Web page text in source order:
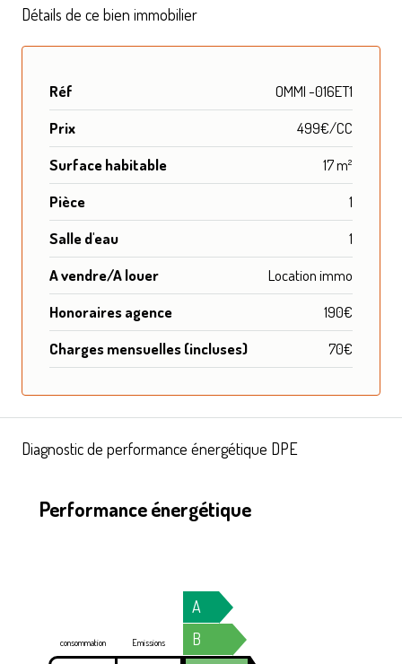
Détails de ce bien immobilier
Réf
OMMI -016ET1
Prix
499€/CC
Surface habitable
17 m²
Pièce
1
Salle d'eau
1
A vendre/A louer
Location immo
Honoraires agence
190€
Charges mensuelles (incluses)
70€
Diagnostic de performance énergétique DPE
Performance énergétique
A
B
consommation Emissions